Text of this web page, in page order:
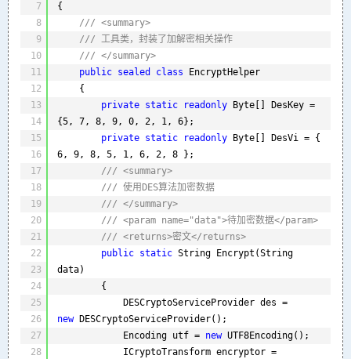
7
8
9
10
11
12
13
14
15
16
17
18
19
20
21
22
23
24
25
26
27
28
{
/// <summary>
/// 工具类，封装了加解密相关操作
/// </summary>
public sealed class
EncryptHelper
{
private static readonly
Byte[] DesKey =
{5, 7, 8, 9, 0, 2, 1, 6};
private static readonly
Byte[] DesVi = {
6, 9, 8, 5, 1, 6, 2, 8 };
/// <summary>
/// 使用DES算法加密数据
/// </summary>
/// <param name="data">待加密数据</param>
/// <returns>密文</returns>
public static String Encrypt(String
data)
{
new
DESCryptoServiceProvider();
Encoding utf = new UTF8Encoding();
ICryptoTransform encryptor =